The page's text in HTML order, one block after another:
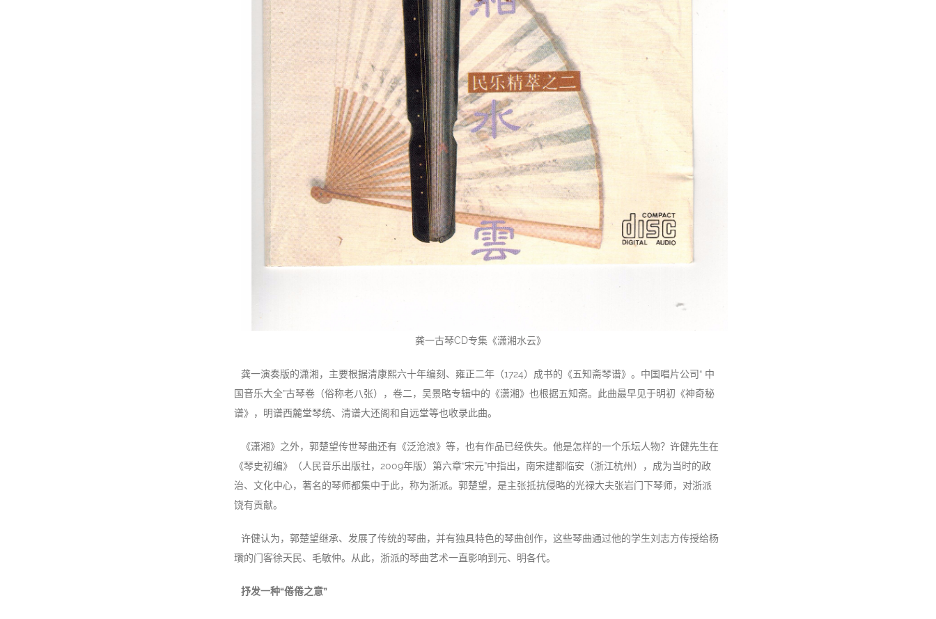
龚一古琴CD专集《潇湘水云》
龚一演奏版的潇湘，主要根据清康熙六十年编刻、雍正二年（1724）成书的《五知斋琴谱》。中国唱片公司“ 中
国音乐大全”古琴卷（俗称老八张），卷二，吴景略专辑中的《潇湘》也根据五知斋。此曲最早见于明初《神奇秘
谱》，明谱西麓堂琴统、清谱大还阁和自远堂等也收录此曲。
《潇湘》之外，郭楚望传世琴曲还有《泛沧浪》等，也有作品已经佚失。他是怎样的一个乐坛人物？许健先生在
《琴史初编》（人民音乐出版社，2009年版）第六章“宋元”中指出，南宋建都临安（浙江杭州），成为当时的政
治、文化中心，著名的琴师都集中于此，称为浙派。郭楚望，是主张抵抗侵略的光禄大夫张岩门下琴师，对浙派
饶有贡献。
许健认为，郭楚望继承、发展了传统的琴曲，并有独具特色的琴曲创作，这些琴曲通过他的学生刘志方传授给杨
瓚的门客徐天民、毛敏仲。从此，浙派的琴曲艺术一直影响到元、明各代。
抒发一种“倦倦之意”